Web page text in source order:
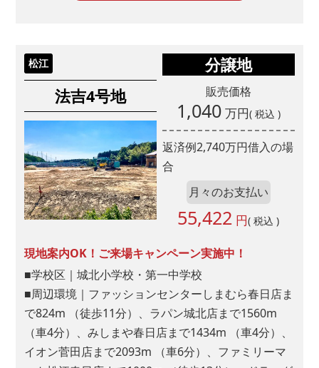
松江
法吉4号地
分譲地
販売価格
1,040万円( 税込 )
返済例2,740万円借入の場
合
月々のお支払い
55,422 円( 税込 )
現地案内OK！ご来場キャンペーン実施中！
■学校区｜城北小学校・第一中学校
■周辺環境｜ファッションセンターしまむら春日店ま
で824m （徒歩11分）、ラパン城北店まで1560m
（車4分）、みしまや春日店まで1434m （車4分）、
イオン菅田店まで2093m （車6分）、ファミリーマ